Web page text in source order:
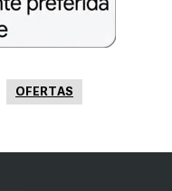
OFERTAS